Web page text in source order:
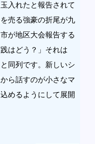
入れたと報告されて
売る強豪の折尾が九
が地区大会報告する
はどう？」それは
同列です。新しいシ
ら話すのが小さなマ
めるようにして展開